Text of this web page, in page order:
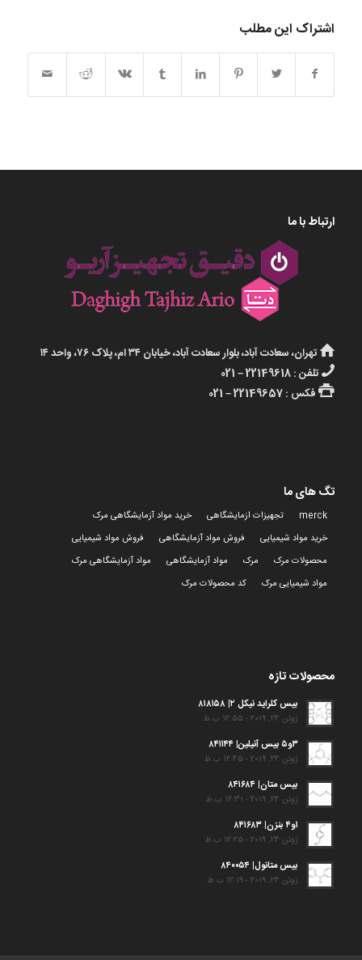
اشتراک این مطلب
ارتباط با ما
تهران، سعادت آباد، بلوار سعادت آباد، خیابان ۳۴ ام، پلاک ۷۶، واحد ۱۴
تلفن : 22149618 – 021
فکس : 22149657 – 021
تگ های ما
merck تجهیزات ازمایشگاهی
خرید مواد آزمایشگاهی مرک
خرید مواد شیمیایی
فروش مواد آزمایشگاهی
فروش مواد شیمیایی
محصولات مرک
مرک مواد آزمایشگاهی
مواد آزمایشگاهی مرک
مواد شیمیایی مرک
کد محصولات مرک
محصولات تازه
بیس کلراید نیکل ۲| ۸۱۸۱۵۸
ژوئن 24, 2019 - 12:55 ب.ظ
۳و۵ بیس آنیلین| ۸۴۱۱۴۴
ژوئن 24, 2019 - 12:45 ب.ظ
بیس متان| ۸۴۱۶۸۴
ژوئن 24, 2019 - 12:31 ب.ظ
۱و۴ بنزن| ۸۴۱۶۸۳
ژوئن 24, 2019 - 12:25 ب.ظ
بیس متانول| ۸۴۰۰۵۴
ژوئن 24, 2019 - 12:19 ب.ظ